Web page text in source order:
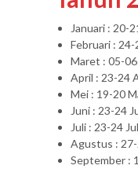
Januari : 20-
Februari :
Maret : 05-
April : 23-24
Mei : 19-20
Juni : 23-24
Juli : 23-24
Agustus :
September :